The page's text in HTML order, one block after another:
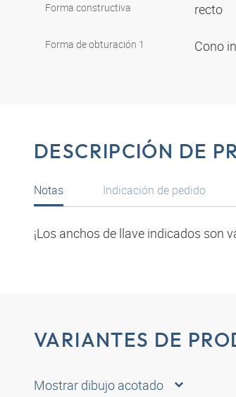
Forma constructiva recto
Forma de obturación 1 Cono
DESCRIPCIÓN DE
Notas
¡Los anchos de llave indicados son
Indicación de pedido
VARIANTES DE
Mostrar dibujo acotado